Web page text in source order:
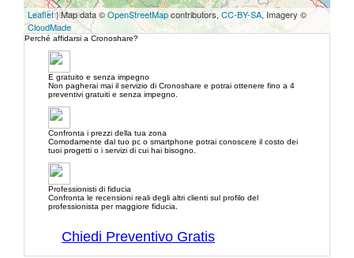
Leaflet| Map data ©OpenStreetMapcontributors, CC-BY-SA, Imagery ©
CloudMade
Perché affidarsi a Cronoshare?
E gratuito e senza impegno
Non pagherai mai il servizio di Cronoshare e potrai ottenere fino a 4
preventivi gratuiti e senza impegno.
Confronta i prezzi della tua zona
Comodamente dal tuo pc o smartphone potrai conoscere il costo dei
tuoi progetti o i servizi di cui hai bisogno.
Professionisti di fiducia
Confronta le recensioni reali degli altri clienti sul profilo del
professionista per maggiore fiducia.
Chiedi Preventivo Gratis